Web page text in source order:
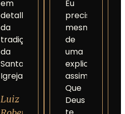
em
detalhes
da
tradição
da
Santa
Igreja.
Luiz
Eu
precisava
mesmo
de
uma
explicação
assim.
Que
Deus